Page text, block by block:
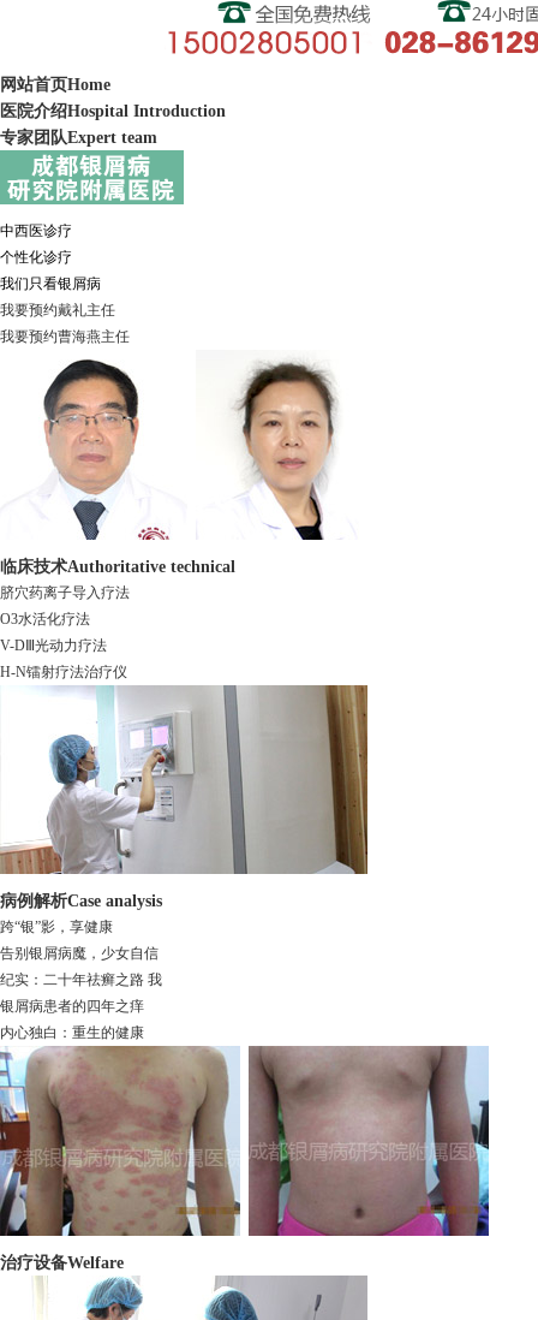
网站首页Home
医院介绍Hospital Introduction
专家团队Expert team
中西医诊疗
个性化诊疗
我们只看银屑病
我要预约戴礼主任
我要预约曹海燕主任
临床技术Authoritative technical
脐穴药离子导入疗法
O3水活化疗法
V-DⅢ光动力疗法
H-N镭射疗法治疗仪
病例解析Case analysis
跨“银”影，享健康
告别银屑病魔，少女自信
纪实：二十年祛癣之路 我
银屑病患者的四年之痒
内心独白：重生的健康
治疗设备Welfare